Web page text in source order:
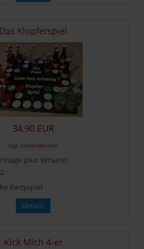
Das Klopferspiel
34.90 EUR
zzgl. Versandkosten
plus Versand
2
Partyspiel
Details
Kick Mich 4-er